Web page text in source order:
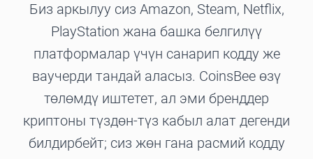
Биз аркылуу сиз Amazon, Steam, Netflix,
PlayStation жана башка белгилүү
платформалар үчүн санарип кодду же
ваучерди тандай аласыз. CoinsBee өзү
төлөмдү иштетет, ал эми бренддер
криптоны түздөн-түз кабыл алат дегенди
билдирбейт; сиз жөн гана расмий кодду